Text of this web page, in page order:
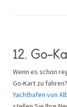
12. Go-
Wenn es schon
Go-Kart zu
Yachthafen von